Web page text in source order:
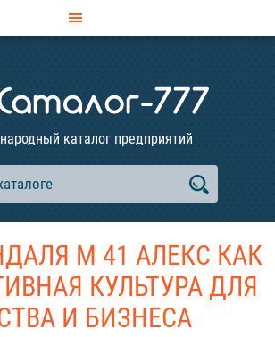
каталог предприятий
М 41 АЛЕКС КАК
КУЛЬТУРА ДЛЯ
И БИЗНЕСА